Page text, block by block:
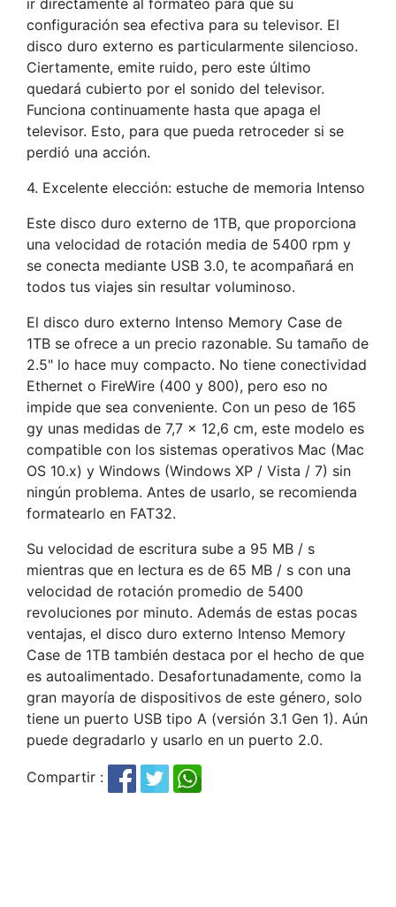
ir directamente al formateo para que su
configuración sea efectiva para su televisor. El
disco duro externo es particularmente silencioso.
Ciertamente, emite ruido, pero este último
quedará cubierto por el sonido del televisor.
Funciona continuamente hasta que apaga el
televisor. Esto, para que pueda retroceder si se
perdió una acción.
4. Excelente elección: estuche de memoria Intenso
Este disco duro externo de 1TB, que proporciona
una velocidad de rotación media de 5400 rpm y
se conecta mediante USB 3.0, te acompañará en
todos tus viajes sin resultar voluminoso.
El disco duro externo Intenso Memory Case de
1TB se ofrece a un precio razonable. Su tamaño de
2.5" lo hace muy compacto. No tiene conectividad
Ethernet o FireWire (400 y 800), pero eso no
impide que sea conveniente. Con un peso de 165
gy unas medidas de 7,7 x 12,6 cm, este modelo es
compatible con los sistemas operativos Mac (Mac
OS 10.x) y Windows (Windows XP / Vista / 7) sin
ningún problema. Antes de usarlo, se recomienda
formatearlo en FAT32.
Su velocidad de escritura sube a 95 MB / s
mientras que en lectura es de 65 MB / s con una
velocidad de rotación promedio de 5400
revoluciones por minuto. Además de estas pocas
ventajas, el disco duro externo Intenso Memory
Case de 1TB también destaca por el hecho de que
es autoalimentado. Desafortunadamente, como la
gran mayoría de dispositivos de este género, solo
tiene un puerto USB tipo A (versión 3.1 Gen 1). Aún
puede degradarlo y usarlo en un puerto 2.0.
Compartir :